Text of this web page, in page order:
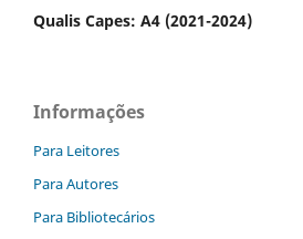
Qualis Capes: A4 (2021-2024)
Informações
Para Leitores
Para Autores
Para Bibliotecários